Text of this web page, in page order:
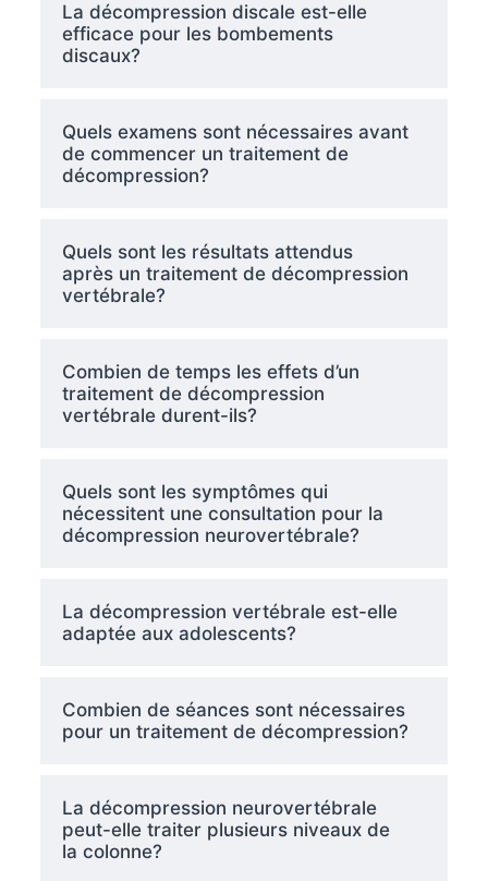
La décompression discale est-elle
efficace pour les bombements
discaux?
Quels examens sont nécessaires avant
de commencer un traitement de
décompression?
Quels sont les résultats attendus
après un traitement de décompression
vertébrale?
Combien de temps les effets d’un
traitement de décompression
vertébrale durent-ils?
Quels sont les symptômes qui
nécessitent une consultation pour la
décompression neurovertébrale?
La décompression vertébrale est-elle
adaptée aux adolescents?
Combien de séances sont nécessaires
pour un traitement de décompression?
La décompression neurovertébrale
peut-elle traiter plusieurs niveaux de
la colonne?